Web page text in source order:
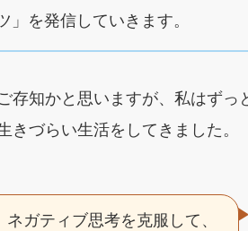
を発信していきます。
存知かと思いますが、私はずっ
きづらい生活をしてきました。
ガティブ思考を克服して、